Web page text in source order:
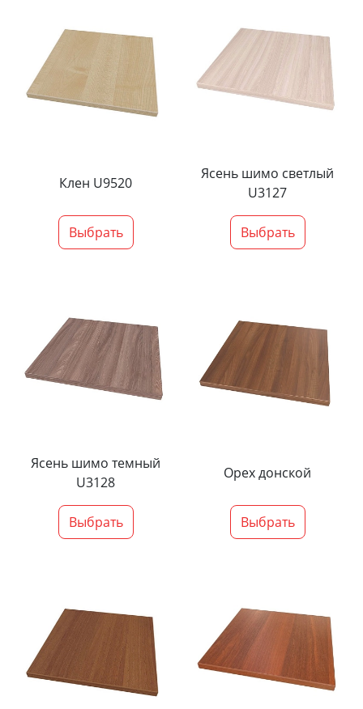
Клен U9520
Выбрать
Ясень шимо светлый
U3127
Выбрать
Ясень шимо темный
U3128
Выбрать
Орех донской
Выбрать